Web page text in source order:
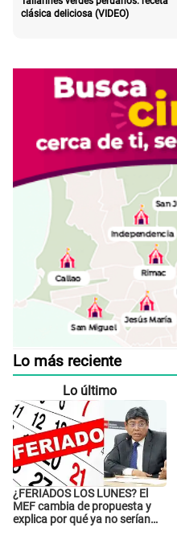
clásica deliciosa (VIDEO)
Lo más reciente
Lo último
¿FERIADOS LOS LUNES? El
MEF cambia de propuesta y
explica por qué ya no serían